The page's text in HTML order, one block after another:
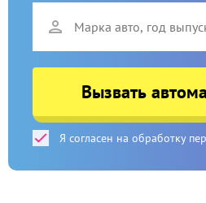
Вызвать
Я согласен на обработку